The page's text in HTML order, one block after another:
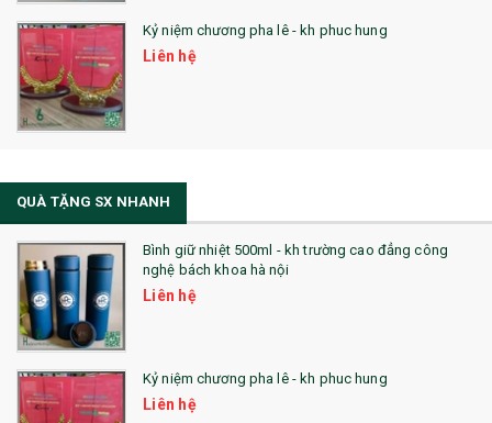
Kỷ niệm chương pha lê - kh phuc hung
Liên hệ
QUÀ TẶNG SX NHANH
Bình giữ nhiệt 500ml - kh trường cao đẳng công
nghệ bách khoa hà nội
Liên hệ
Kỷ niệm chương pha lê - kh phuc hung
Liên hệ